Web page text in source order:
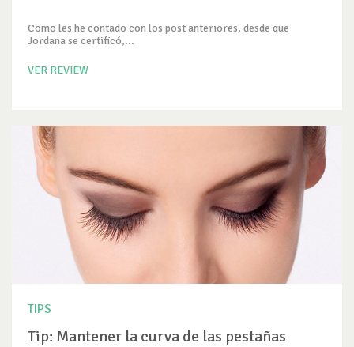
Como les he contado con los post anteriores, desde que
Jordana se certificó,...
VER REVIEW
TIPS
Tip: Mantener la curva de las pestañas